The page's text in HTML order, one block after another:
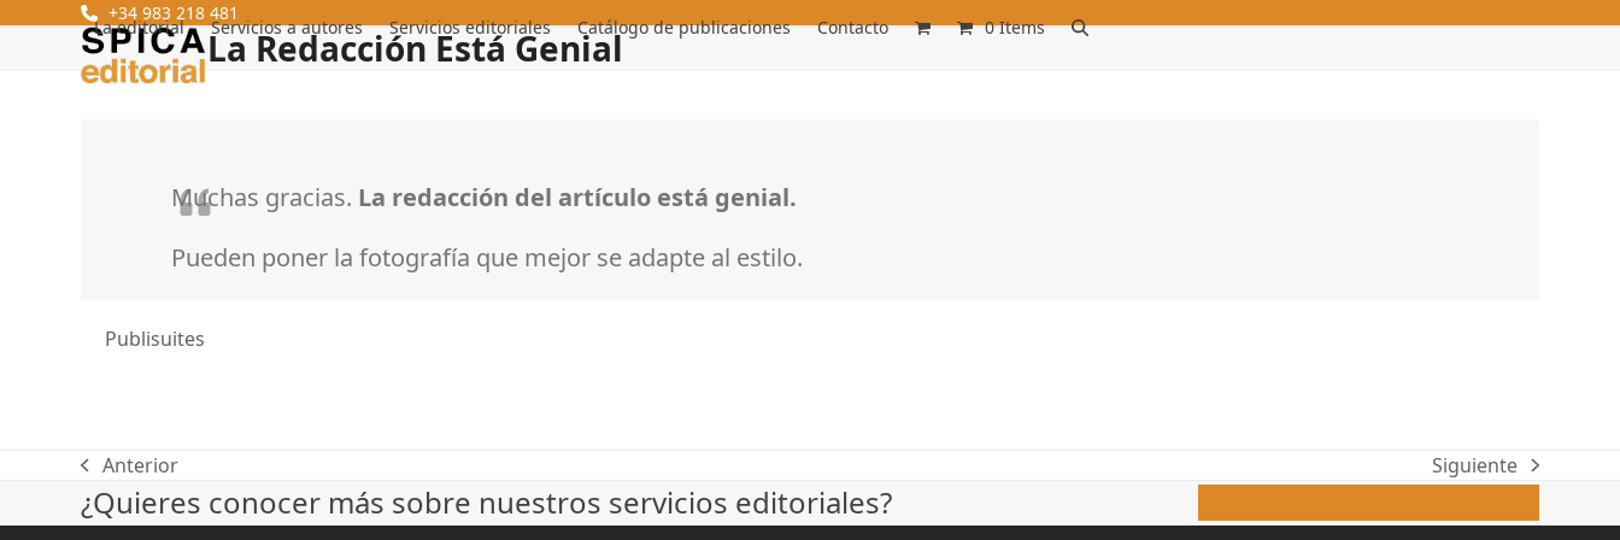
+34 983 218 481
La editorial Servicios a autores Servicios editoriales Catálogo de publicaciones Contacto 0 Items
La Redacción Está Genial
Muchas gracias. La redacción del artículo está genial.
Pueden poner la fotografía que mejor se adapte al estilo.
Publisuites
previous
post:
Anterior
next
Siguiente
¿Quieres conocer más sobre nuestros servicios editoriales?